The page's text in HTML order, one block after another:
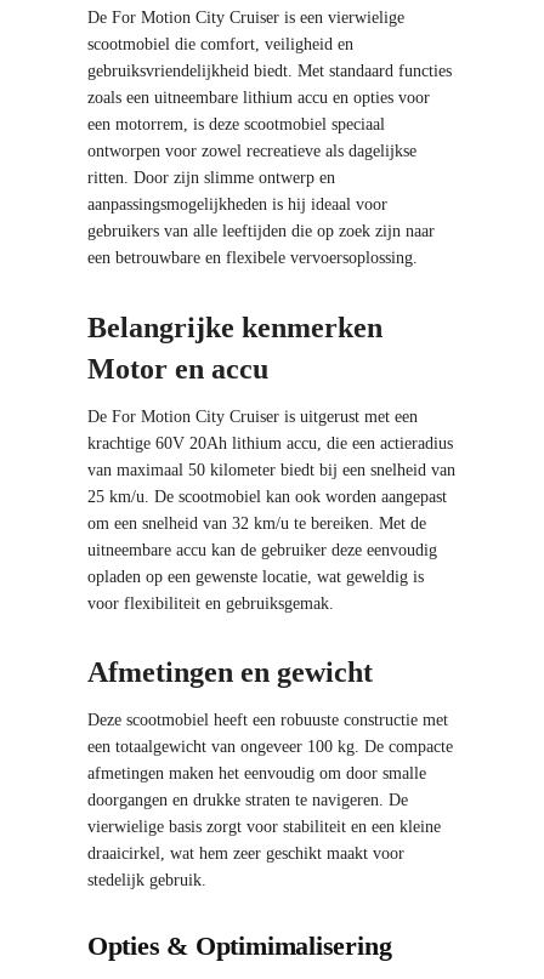
De For Motion City Cruiser is een vierwielige
scootmobiel die comfort, veiligheid en
gebruiksvriendelijkheid biedt. Met standaard functies
zoals een uitneembare lithium accu en opties voor
een motorrem, is deze scootmobiel speciaal
ontworpen voor zowel recreatieve als dagelijkse
ritten. Door zijn slimme ontwerp en
aanpassingsmogelijkheden is hij ideaal voor
gebruikers van alle leeftijden die op zoek zijn naar
een betrouwbare en flexibele vervoersoplossing.
Belangrijke kenmerken
Motor en accu
De For Motion City Cruiser is uitgerust met een
krachtige 60V 20Ah lithium accu, die een actieradius
van maximaal 50 kilometer biedt bij een snelheid van
25 km/u. De scootmobiel kan ook worden aangepast
om een snelheid van 32 km/u te bereiken. Met de
uitneembare accu kan de gebruiker deze eenvoudig
opladen op een gewenste locatie, wat geweldig is
voor flexibiliteit en gebruiksgemak.
Afmetingen en gewicht
Deze scootmobiel heeft een robuuste constructie met
een totaalgewicht van ongeveer 100 kg. De compacte
afmetingen maken het eenvoudig om door smalle
doorgangen en drukke straten te navigeren. De
vierwielige basis zorgt voor stabiliteit en een kleine
draaicirkel, wat hem zeer geschikt maakt voor
stedelijk gebruik.
Opties & Optimimalisering